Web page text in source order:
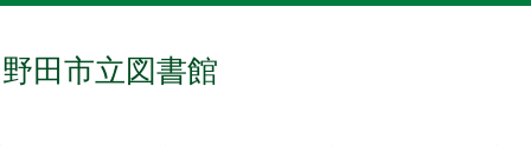
野田市立図書館